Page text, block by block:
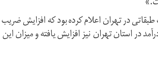
طبقاتی در تهران اعلام کرده بود که افزایش ضریب
که نابرابری توزیع درآمد در استان تهران نیز افزایش یافته و میزان این